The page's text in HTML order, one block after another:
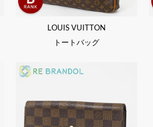
LOUIS VUITTON
トートバッグ